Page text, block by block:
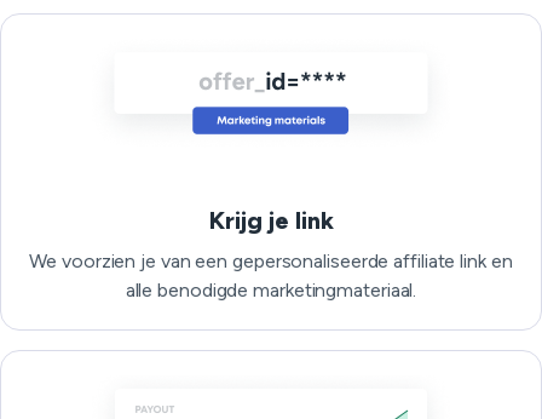
Krijg je link
We voorzien je van een gepersonaliseerde affiliate link en
alle benodigde marketingmateriaal.